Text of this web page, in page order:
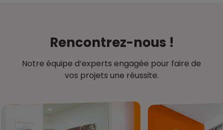
Rencontrez-nous !
Notre équipe d’experts engagée pour faire de
vos projets une réussite.